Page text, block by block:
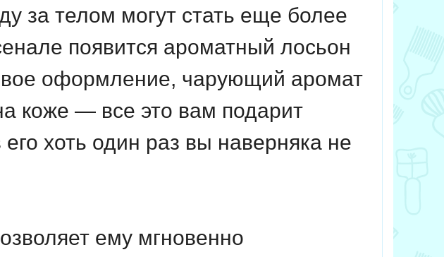
за телом могут стать еще более
появится ароматный лосьон
оформление, чарующий аромат
коже — все это вам подарит
хоть один раз вы наверняка не
ему мгновенно